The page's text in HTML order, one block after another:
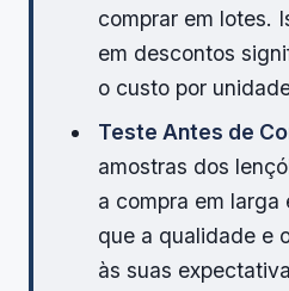
comprar em lotes.
em descontos
o custo por
Teste Antes de
amostras dos
a compra em larga
que a qualidade e
às suas